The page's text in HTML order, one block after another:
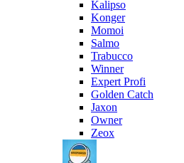
Kalipso
Konger
Momoi
Salmo
Trabucco
Winner
Expert Profi
Golden Catch
Jaxon
Owner
Zeox